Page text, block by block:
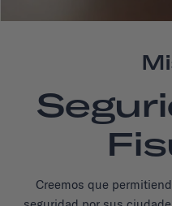
Creemos que